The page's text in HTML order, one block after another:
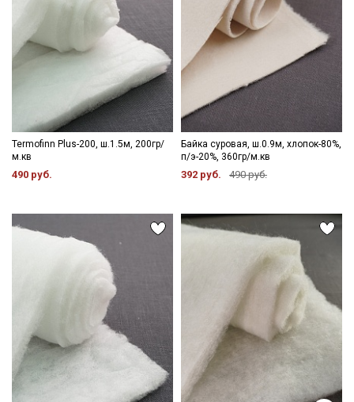
Termofinn Plus-200, ш.1.5м, 200гр/
м.кв
490 руб.
Байка суровая, ш.0.9м, хлопок-80%,
п/э-20%, 360гр/м.кв
392 руб. 490 руб.